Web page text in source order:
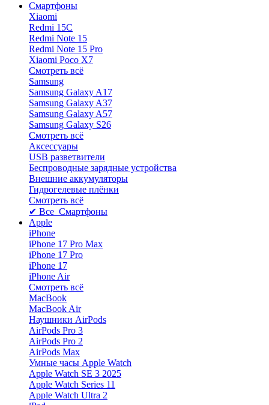
Смартфоны
Xiaomi
Redmi 15C
Redmi Note 15
Redmi Note 15 Pro
Xiaomi Poco X7
Смотреть всё
Samsung
Samsung Galaxy A17
Samsung Galaxy A37
Samsung Galaxy A57
Samsung Galaxy S26
Смотреть всё
Аксессуары
USB разветвители
Беспроводные зарядные устройства
Внешние аккумуляторы
Гидрогелевые плёнки
Смотреть всё
✔ Все Смартфоны
Apple
iPhone
iPhone 17 Pro Max
iPhone 17 Pro
iPhone 17
iPhone Air
Смотреть всё
MacBook
MacBook Air
Наушники AirPods
AirPods Pro 3
AirPods Pro 2
AirPods Max
Умные часы Apple Watch
Apple Watch SE 3 2025
Apple Watch Series 11
Apple Watch Ultra 2